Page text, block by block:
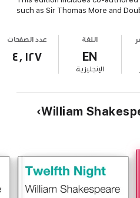
such as Sir Thomas More and
اللغة
EN
الإنجليزية
عدد الصفحات
٤٬١٢٧